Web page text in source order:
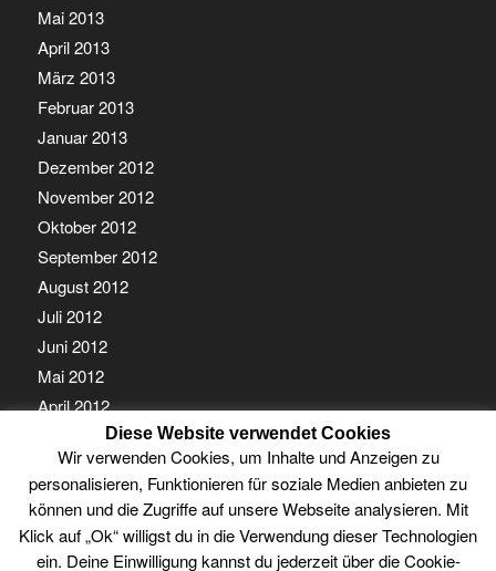
Mai 2013
April 2013
März 2013
Februar 2013
Januar 2013
Dezember 2012
November 2012
Oktober 2012
September 2012
August 2012
Juli 2012
Juni 2012
Mai 2012
April 2012
März 2012
Februar 2012
Januar 2012
Diese Website verwendet Cookies
Wir verwenden Cookies, um Inhalte und Anzeigen zu
personalisieren, Funktionieren für soziale Medien anbieten zu
können und die Zugriffe auf unsere Webseite analysieren. Mit
Klick auf „Ok“ willigst du in die Verwendung dieser Technologien
ein. Deine Einwilligung kannst du jederzeit über die Cookie-